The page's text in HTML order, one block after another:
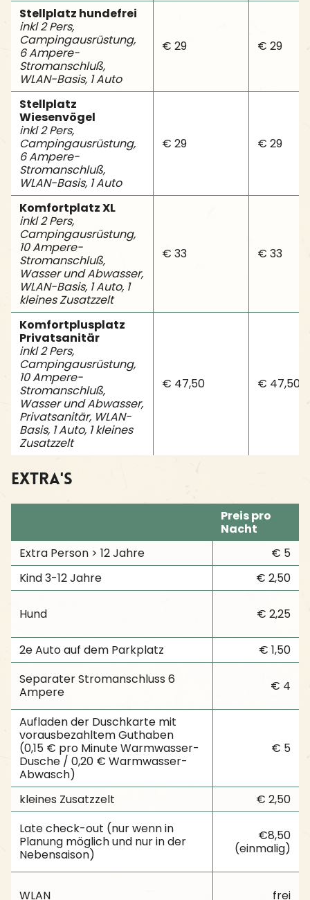
Stellplatz hundefrei
inkl 2 Pers,
Campingausrüstung,
6 Ampere-
Stromanschluß,
WLAN-Basis, 1 Auto
€ 29 € 29
Stellplatz
Wiesenvögel
inkl 2 Pers,
Campingausrüstung,
6 Ampere-
Stromanschluß,
WLAN-Basis, 1 Auto
€ 29 € 29
Komfortplatz XL
inkl 2 Pers,
Campingausrüstung,
10 Ampere-
Stromanschluß,
Wasser und Abwasser,
WLAN-Basis, 1 Auto, 1
kleines Zusatzzelt
€ 33 € 33
Komfortplusplatz
Privatsanitär
inkl 2 Pers,
Campingausrüstung,
10 Ampere-
Stromanschluß,
Wasser und Abwasser,
Privatsanitär, WLAN-
Basis, 1 Auto, 1 kleines
Zusatzzelt
€ 47,50 € 47,50
Extra's
Preis pro
Nacht
Extra Person > 12 Jahre
€ 5
Kind 3-12 Jahre
€ 2,50
Hund € 2,25
2e Auto auf dem Parkplatz
€ 1,50
Separater Stromanschluss 6
Ampere
€ 4
Aufladen der Duschkarte mit
vorausbezahltem Guthaben
(0,15 € pro Minute Warmwasser-
Dusche / 0,20 € Warmwasser-
Abwasch)
€ 5
kleines Zusatzzelt
€ 2,50
Late check-out (nur wenn in
Planung möglich und nur in der
Nebensaison)
€8,50
(einmalig)
WLAN frei